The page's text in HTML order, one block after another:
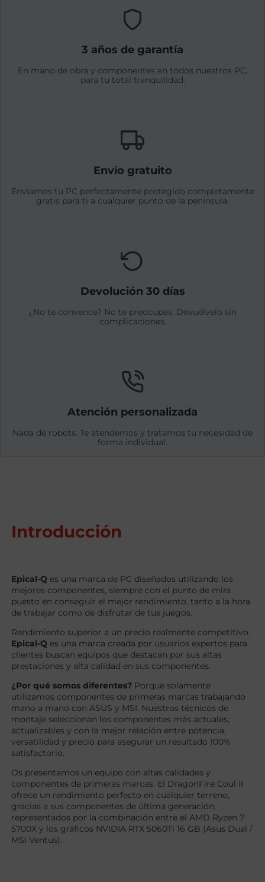
3 años de garantía
En mano de obra y componentes en todos nuestros PC,
para tu total tranquilidad.
Envío gratuito
Envíamos tu PC perfectamente protegido completamente
gratis para ti a cualquier punto de la península.
Devolución 30 días
¿No te convence? No te preocupes. Devuélvelo sin
complicaciones.
Atención personalizada
Nada de robots. Te atendemos y tratamos tu necesidad de
forma individual.
Introducción
Epical-Q es una marca de PC diseñados utilizando los
mejores componentes, siempre con el punto de mira
puesto en conseguir el mejor rendimiento, tanto a la hora
de trabajar como de disfrutar de tus juegos.
Rendimiento superior a un precio realmente competitivo.
Epical-Q es una marca creada por usuarios expertos para
clientes buscan equipos que destacan por sus altas
prestaciones y alta calidad en sus componentes.
¿Por qué somos diferentes? Porque solamente
utilizamos componentes de primeras marcas trabajando
mano a mano con ASUS y MSI. Nuestros técnicos de
montaje seleccionan los componentes más actuales,
actualizables y con la mejor relación entre potencia,
versatilidad y precio para asegurar un resultado 100%
satisfactorio.
Os presentamos un equipo con altas calidades y
componentes de primeras marcas. El DragonFire Coul II
ofrece un rendimiento perfecto en cualquier terreno,
gracias a sus componentes de última generación,
representados por la combinación entre el AMD Ryzen 7
5700X y los gráficos NVIDIA RTX 5060Ti 16 GB (Asus Dual /
MSI Ventus).